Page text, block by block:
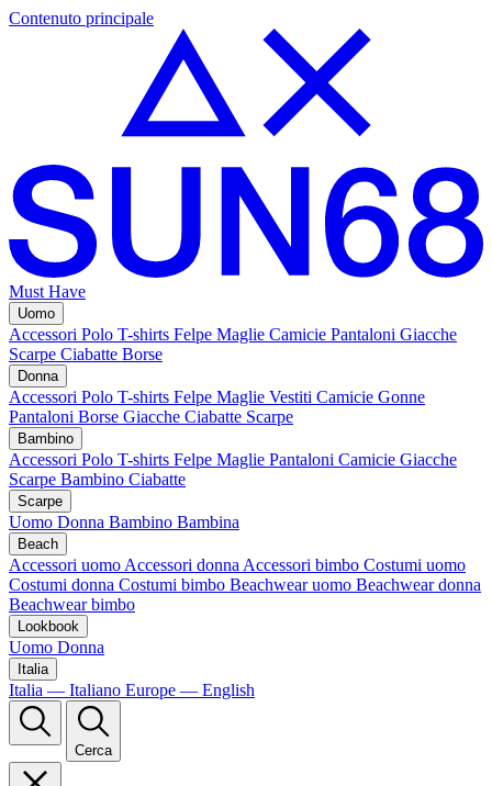
Contenuto principale
Must Have
Uomo
Accessori Polo T-shirts Felpe Maglie Camicie Pantaloni Giacche
Scarpe Ciabatte Borse
Donna
Accessori Polo T-shirts Felpe Maglie Vestiti Camicie Gonne
Pantaloni Borse Giacche Ciabatte Scarpe
Bambino
Accessori Polo T-shirts Felpe Maglie Pantaloni Camicie Giacche
Scarpe Bambino Ciabatte
Scarpe
Uomo Donna Bambino Bambina
Beach
Accessori uomo Accessori donna Accessori bimbo Costumi uomo
Costumi donna Costumi bimbo Beachwear uomo Beachwear donna
Beachwear bimbo
Lookbook
Uomo Donna
Italia
Italia — Italiano Europe — English
Cerca